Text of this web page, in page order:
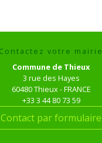
Contactez votre mairie
Commune de Thieux
3 rue des Hayes
60480 Thieux - FRANCE
+33 3 44 80 73 59
Contact par formulaire